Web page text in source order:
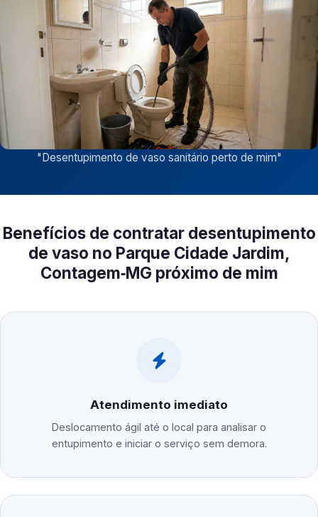
"Desentupimento de vaso sanitário perto de mim"
Benefícios de contratar desentupimento
de vaso no Parque Cidade Jardim,
Contagem‑MG próximo de mim
Atendimento imediato
Deslocamento ágil até o local para analisar o
entupimento e iniciar o serviço sem demora.